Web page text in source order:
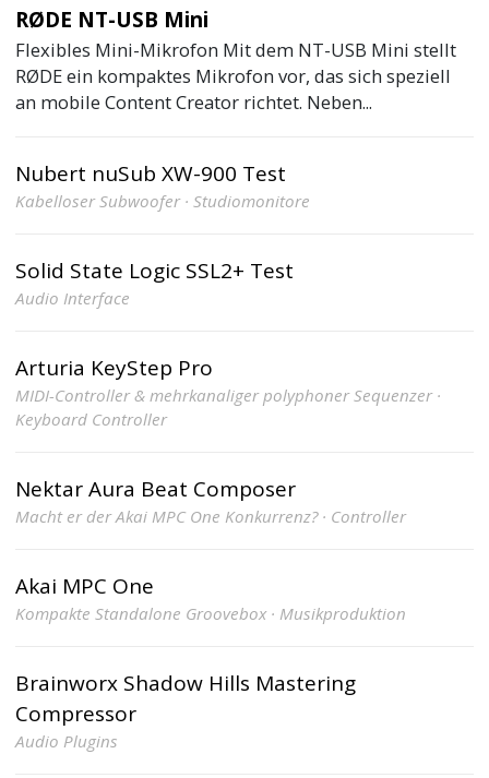
RØDE NT-USB Mini
Flexibles Mini-Mikrofon Mit dem NT-USB Mini stellt
RØDE ein kompaktes Mikrofon vor, das sich speziell
an mobile Content Creator richtet. Neben...
Nubert nuSub XW-900 Test
Kabelloser Subwoofer · Studiomonitore
Solid State Logic SSL2+ Test
Audio Interface
Arturia KeyStep Pro
MIDI-Controller & mehrkanaliger polyphoner Sequenzer ·
Keyboard Controller
Nektar Aura Beat Composer
Macht er der Akai MPC One Konkurrenz? · Controller
Akai MPC One
Kompakte Standalone Groovebox · Musikproduktion
Brainworx Shadow Hills Mastering
Compressor
Audio Plugins